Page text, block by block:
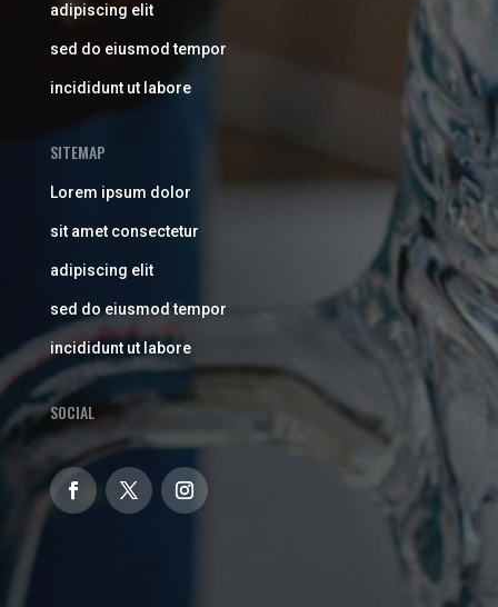
adipiscing elit
sed do eiusmod tempor
incididunt ut labore
SITEMAP
Lorem ipsum dolor
sit amet consectetur
adipiscing elit
sed do eiusmod tempor
incididunt ut labore
SOCIAL